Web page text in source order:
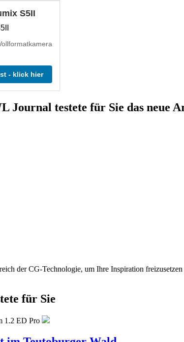
S5II
- klick hier
Journal testete für Sie das neue
der CG-Technologie, um Ihre Inspiration
für Sie
1.2 ED Pro